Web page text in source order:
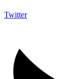
Twitter